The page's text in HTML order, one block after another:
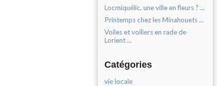
Locmiquélic, une ville en fleurs ? ...
Printemps chez les Minahouets ...
Voiles et voiliers en rade de
Lorient ...
Catégories
vie locale